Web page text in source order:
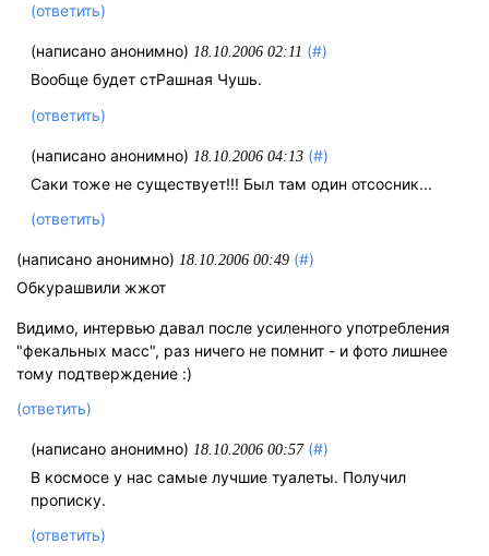
(ответить)
(написано анонимно) 18.10.2006 02:11 (#)
Вообще будет стРашная Чушь.
(ответить)
(написано анонимно) 18.10.2006 04:13 (#)
Саки тоже не существует!!! Был там один отсосник...
(ответить)
(написано анонимно) 18.10.2006 00:49 (#)
Обкурашвили жжот
Видимо, интервью давал после усиленного употребления
"фекальных масс", раз ничего не помнит - и фото лишнее
тому подтверждение :)
(ответить)
(написано анонимно) 18.10.2006 00:57 (#)
В космосе у нас самые лучшие туалеты. Получил
прописку.
(ответить)